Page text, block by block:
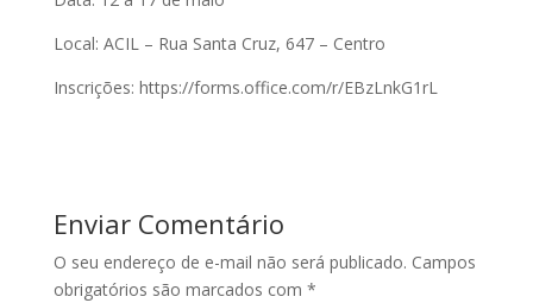
Local: ACIL – Rua Santa Cruz, 647 – Centro
Inscrições: https://forms.office.com/r/EBzLnkG1rL
Enviar Comentário
O seu endereço de e-mail não será publicado. Campos
obrigatórios são marcados com *